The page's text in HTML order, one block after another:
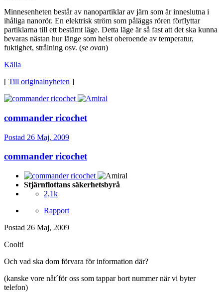
Minnesenheten består av nanopartiklar av järn som är inneslutna i
ihåliga nanorör. En elektrisk ström som påläggs rören förflyttar
partiklarna till ett bestämt läge. Detta läge är så fast att det ska kunna
bevaras nästan hur länge som helst oberoende av temperatur,
fuktighet, strålning osv. (se ovan)
Källa
[ Till originalnyheten ]
commander ricochet
Postad 26 Maj, 2009
commander ricochet
Stjärnflottans säkerhetsbyrå
2,1k
Rapport
Postad 26 Maj, 2009
Coolt!
Och vad ska dom förvara för information där?
(kanske vore nåt´för oss som tappar bort nummer när vi byter
telefon)